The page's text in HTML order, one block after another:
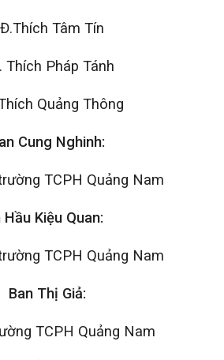
Tâm Tín
Thích Pháp Tánh
Quảng Thông
Cung Nghinh:
TCPH Quảng Nam
Hầu Kiệu Quan:
TCPH Quảng Nam
Ban Thị Giả:
TCPH Quảng Nam